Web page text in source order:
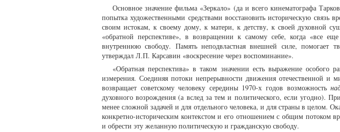
Основное значение фильма «Зеркало» (да и всего кинематографа
попытка художественными средствами восстановить историческую связь
своим истокам, к своему дому, к матери, к детству, к своей духовной
«обратной перспективе», в возвращении к самому себе, когда «все
внутреннюю свободу. Память неподвластная внешней силе, помогает
утверждал Л.П. Карсавин «воскресение через воспоминание».
«Обратная перспектива» в таком значении есть выражение особого
измерения. Соединяя потоки непрерывности движения отечественной и
возвращает советскому человеку середины 1970-х годов возможность
духовного возрождения (а вслед за тем и политического, если угодно).
менее сложной задачей и для отдельного человека, и для страны в целом.
конкретно-историческим контекстом и его отношением с общим потоком
и обрести эту желанную политическую и гражданскую свободу.